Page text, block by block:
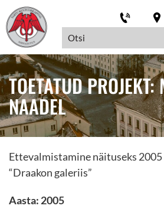
TOETATUD
NAADEL
Ettevalmistamine näituseks
“Draakon galeriis”
Aasta: 2005